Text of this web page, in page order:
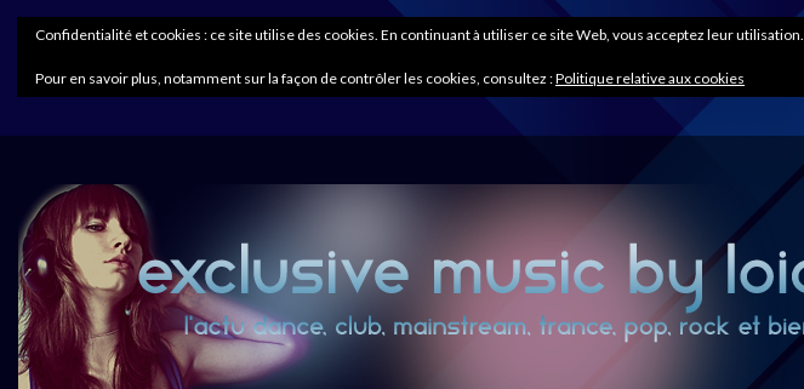
Confidentialité et cookies : ce site utilise des cookies. En continuant à utiliser ce site Web, vous acceptez leur utilisation.
Pour en savoir plus, notamment sur la façon de contrôler les cookies, consultez :Politique relative aux cookies